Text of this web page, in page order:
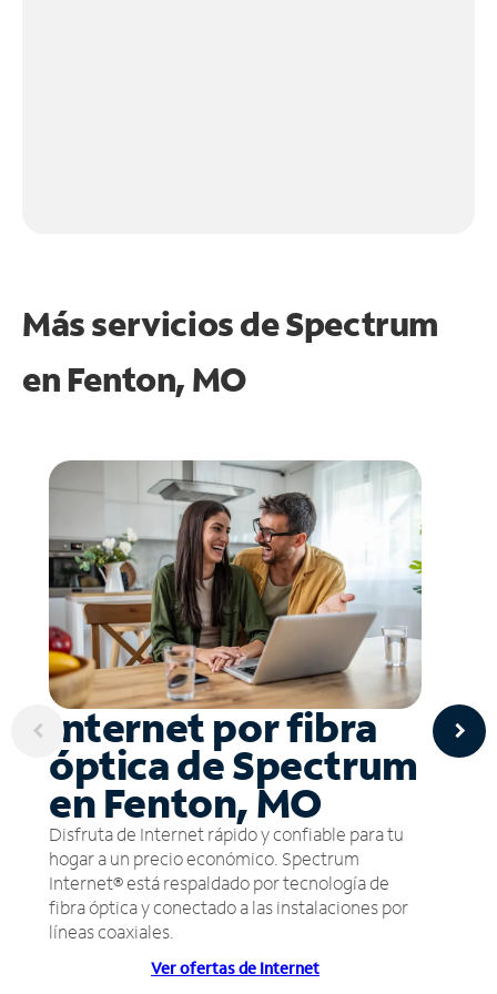
Más servicios de Spectrum
en Fenton, MO
Internet por fibra
óptica de Spectrum
en Fenton, MO
Disfruta de Internet rápido y confiable para tu
hogar a un precio económico. Spectrum
Internet® está respaldado por tecnología de
fibra óptica y conectado a las instalaciones por
líneas coaxiales.
Ver ofertas de Internet